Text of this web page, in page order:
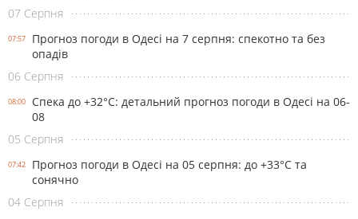
07 Серпня
07:57
Прогноз погоди в Одесі на 7 серпня: спекотно та без
опадів
06 Серпня
08:00
Спека до +32°С: детальний прогноз погоди в Одесі на 06-
08
05 Серпня
07:42
Прогноз погоди в Одесі на 05 серпня: до +33°С та
сонячно
04 Серпня